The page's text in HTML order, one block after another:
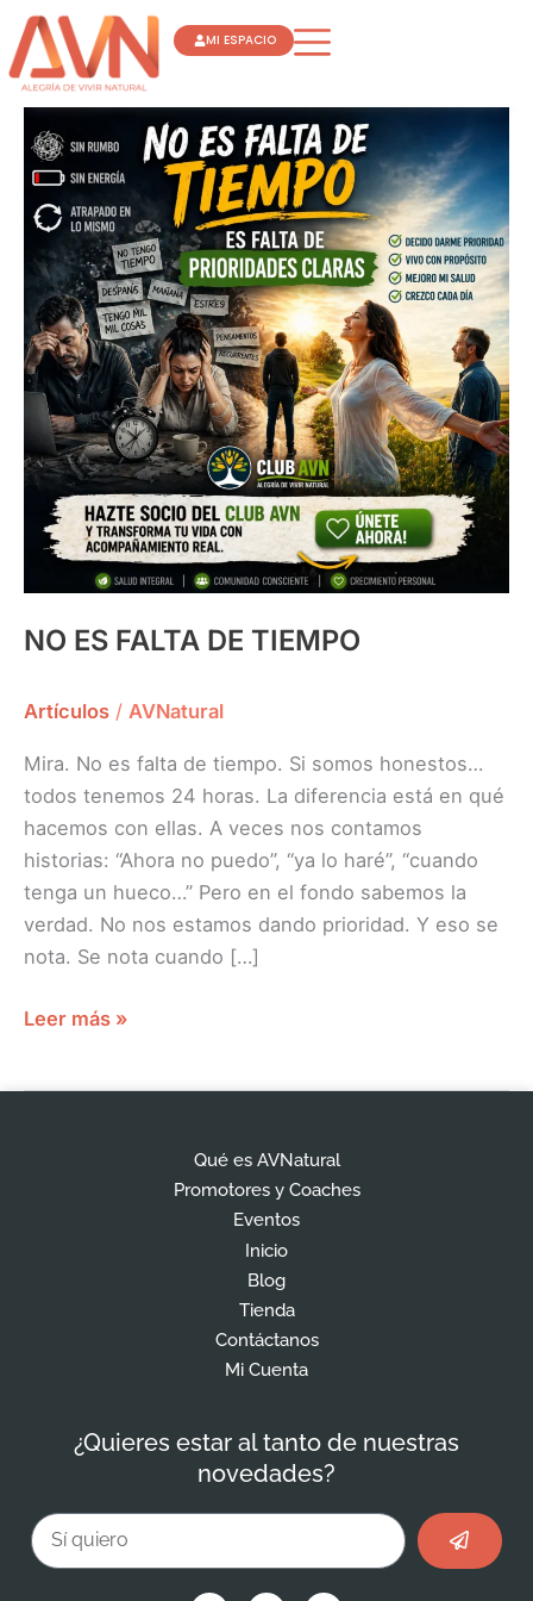
contenido
MI ESPACIO
NO ES FALTA DE TIEMPO
Artículos / AVNatural
Mira. No es falta de tiempo. Si somos honestos…
todos tenemos 24 horas. La diferencia está en qué
hacemos con ellas. A veces nos contamos
historias: “Ahora no puedo”, “ya lo haré”, “cuando
tenga un hueco…” Pero en el fondo sabemos la
verdad. No nos estamos dando prioridad. Y eso se
nota. Se nota cuando […]
ES
FALTA
DE
TIEMPO
Leer más »
Qué es AVNatural
Promotores y Coaches
Eventos
Inicio
Blog
Tienda
Contáctanos
Mi Cuenta
¿Quieres estar al tanto de nuestras
novedades?
Email Enviar